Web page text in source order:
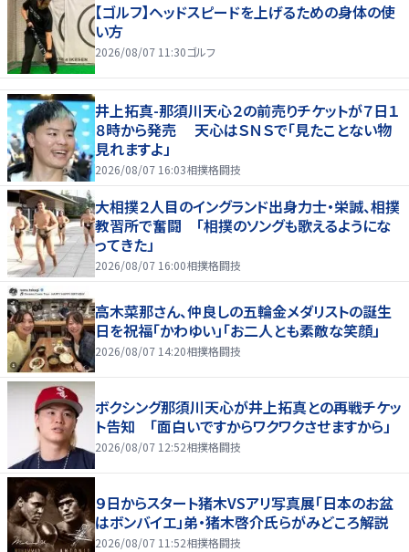
【ゴルフ】ヘッドスピードを上げるための身体の使
い方
2026/08/07 11:30ゴルフ
井上拓真-那須川天心２の前売りチケットが７日１
８時から発売 天心はＳＮＳで「見たことない物
見れますよ」
2026/08/07 16:03相撲格闘技
大相撲２人目のイングランド出身力士・栄誠、相撲
教習所で奮闘 「相撲のソングも歌えるようにな
ってきた」
2026/08/07 16:00相撲格闘技
高木菜那さん、仲良しの五輪金メダリストの誕生
日を祝福「かわゆい」「お二人とも素敵な笑顔」
2026/08/07 14:20相撲格闘技
ボクシング那須川天心が井上拓真との再戦チケッ
ト告知 「面白いですからワクワクさせますから」
2026/08/07 12:52相撲格闘技
９日からスタート猪木VSアリ写真展「日本のお盆
はボンバイエ」弟・猪木啓介氏らがみどころ解説
2026/08/07 11:52相撲格闘技